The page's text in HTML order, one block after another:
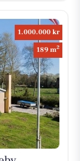
1.000.000 kr
189 m2